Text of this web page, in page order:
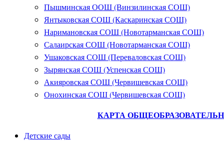
Пышминская ООШ (Винзилинская СОШ)
Янтыковская СОШ (Каскаринская СОШ)
Наримановская СОШ (Новотарманская СОШ)
Салаирская СОШ (Новотарманская СОШ)
Ушаковская СОШ (Переваловская СОШ)
Зырянская СОШ (Успенская СОШ)
Акияровская СОШ (Червишевская СОШ)
Онохинская СОШ (Червишевская СОШ)
КАРТА
Детские сады